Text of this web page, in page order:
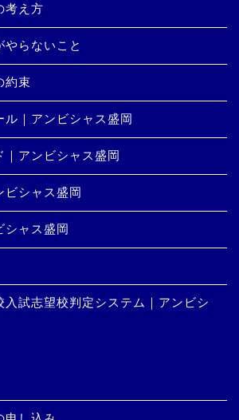
考え方
やらないこと
約束
ル｜アンビシャス盛岡
｜アンビシャス盛岡
ビシャス盛岡
シャス盛岡
入試志望校判定システム｜アンビシ
コース・料金
岩手県公立高校入試志望校
判定システム｜アンビシャ